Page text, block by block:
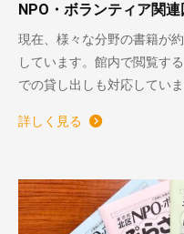
NPO・ボランティア関
現在、様々な分野の書籍が
しています。館内で閲覧す
での貸し出しも対応していま
詳しく見る